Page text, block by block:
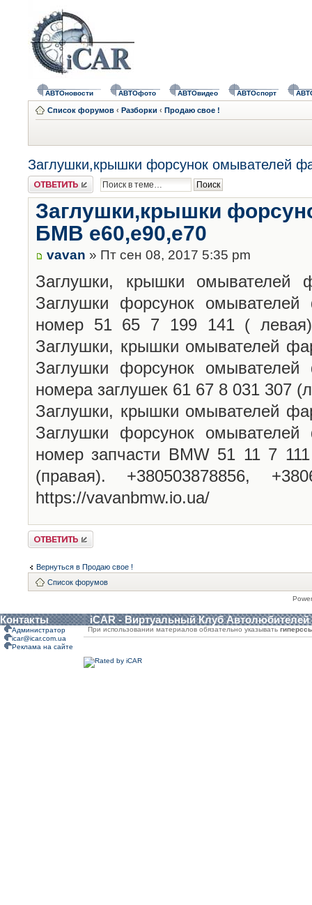
АВТОновости АВТОфото АВТОвидео АВТОспорт
Список форумов ‹ Разборки ‹ Продаю свое !
Заглушки,крышки форсунок омывателей
Ответить
Заглушки,крышки
БМВ е60,е90,е70
vavan » Пт сен 08, 2017 5:35 pm
Заглушки, крышки
Заглушки форсунок
номер 51 65 7 199 141 (
Заглушки, крышки омывателей
Заглушки форсунок
номера заглушек 61 67 8 031 307
Заглушки, крышки омывателей
Заглушки форсунок
номер запчасти BMW 51 11 7
(правая). +380503878856,
https://vavanbmw.io.ua/
Ответить
Вернуться в Продаю свое !
Список форумов
Контакты iCAR - Виртуальный Клуб Автолюбителей
Администратор
icar@icar.com.ua
Реклама на сайте
При использовании материалов обязательно указывать